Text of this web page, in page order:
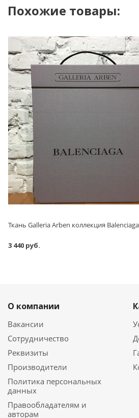
Похожие товары:
Ткань Galleria Arben коллекция Balenciaga
3 440 руб.
О компании
Вакансии
Сотрудничество
Реквизиты
Производители
Политика персональных
данных
Правообладателям и
авторам